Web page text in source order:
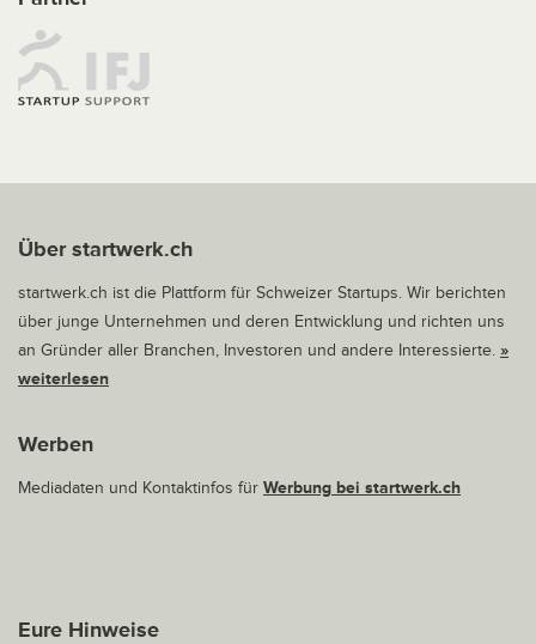
Über startwerk.ch
startwerk.ch ist die Plattform für Schweizer Startups. Wir berichten
über junge Unternehmen und deren Entwicklung und richten uns
an Gründer aller Branchen, Investoren und andere Interessierte. »
weiterlesen
Werben
Mediadaten und Kontaktinfos für Werbung bei startwerk.ch
Eure Hinweise